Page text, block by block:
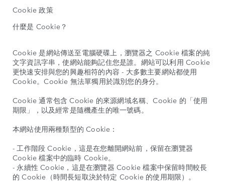
Cookie 政策
什麼是 Cookie？
Cookie 是網站傳送至電腦硬碟上，瀏覽器之 Cookie 檔案的純
文字資訊字串，使網站能夠記住您是誰。網站可以利用 Cookie
更快速安排與您的興趣相符的內容 - 大多數主要網站都使用
Cookie。Cookie 無法單獨用於識別您的身分。
Cookie 通常包含 Cookie 的來源網域名稱、Cookie 的「使用
期限」，以及經常是隨機產生的唯一號碼。
本網站使用兩種類型的 Cookie：
- 工作階段 Cookie，這是在您離開網站前，保留在瀏覽器
Cookie 檔案中的臨時 Cookie。
- 永續性 Cookie，這是在瀏覽器 Cookie 檔案中保留時間較長
的 Cookie（時間長短取決於特定 Cookie 的使用期限）。